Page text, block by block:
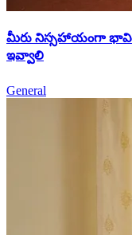
మీరు నిస్సహాయంగా
ఇవ్వాలి
General